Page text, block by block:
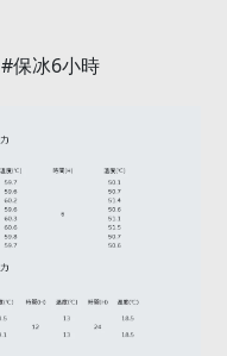
#保冰6小時